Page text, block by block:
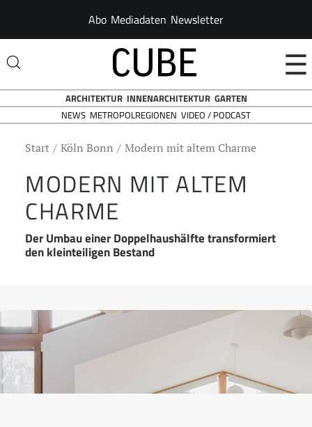
Abo Mediadaten Newsletter
☰
ARCHITEKTUR INNENARCHITEKTUR GARTEN
NEWS METROPOLREGIONEN VIDEO / PODCAST
Start Köln Bonn Modern mit altem Charme
MODERN MIT ALTEM
CHARME
Der Umbau einer Doppelhaushälfte transformiert
den kleinteiligen Bestand